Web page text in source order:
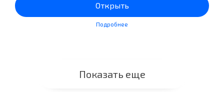
Открыть
Подробнее
Показать еще